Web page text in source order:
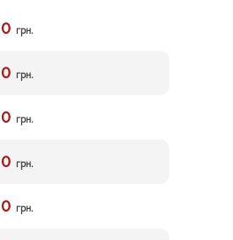
0 грн.
0 грн.
0 грн.
0 грн.
0 грн.